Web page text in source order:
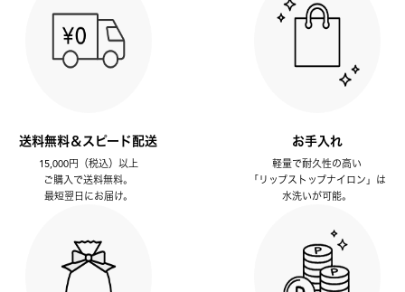
送料無料＆スピード配送
15,000円（税込）以上
ご購入で送料無料。
最短翌日にお届け。
お手入れ
軽量で耐久性の高い
「リップストップナイロン」は
水洗いが可能。